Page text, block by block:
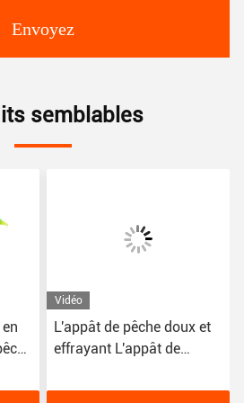
Envoyez
semblables
Vidéo
L'appât de pêche doux et
effrayant L'appât de